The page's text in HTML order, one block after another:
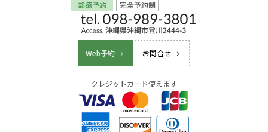
Web予約 お問合せ
クレジットカード使えます